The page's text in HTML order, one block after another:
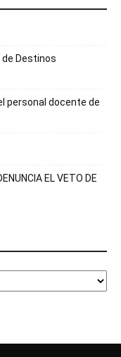
de Destinos
personal docente de
EL VETO DE